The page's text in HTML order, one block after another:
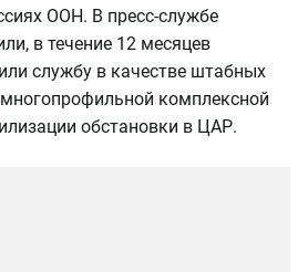
ООН. В пресс-службе
в течение 12 месяцев
службу в качестве штабных
комплексной
обстановки в ЦАР.